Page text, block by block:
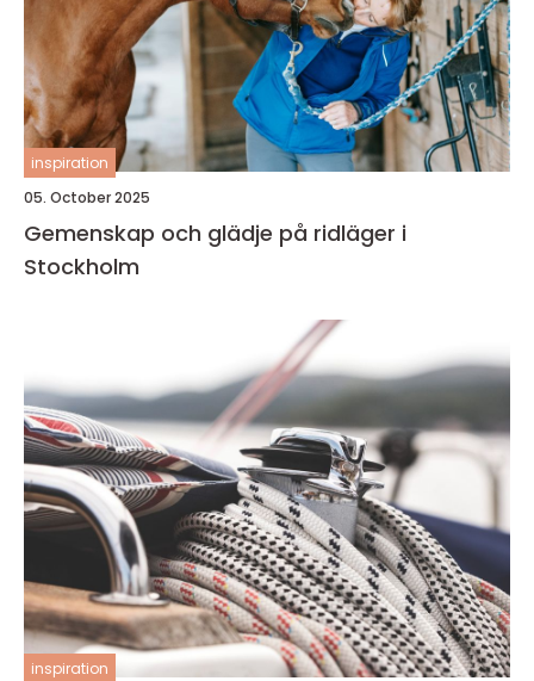
inspiration
05. October 2025
Gemenskap och glädje på ridläger i
Stockholm
inspiration